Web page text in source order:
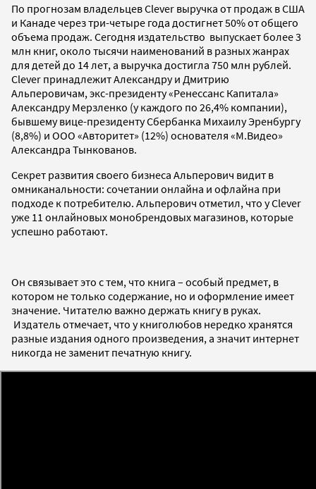
По прогнозам владельцев Clever выручка от продаж в США
и Канаде через три-четыре года достигнет 50% от общего
объема продаж. Сегодня издательство выпускает более 3
млн книг, около тысячи наименований в разных жанрах
для детей до 14 лет, а выручка достигла 750 млн рублей.
Clever принадлежит Александру и Дмитрию
Альперовичам, экс-президенту «Ренессанс Капитала»
Александру Мерзленко (у каждого по 26,4% компании),
бывшему вице-президенту Сбербанка Михаилу Эренбургу
(8,8%) и ООО «Авторитет» (12%) основателя «М.Видео»
Александра Тынкованов.
Секрет развития своего бизнеса Альперович видит в
омниканальности: сочетании онлайна и офлайна при
подходе к потребителю. Альперович отметил, что у Clever
уже 11 онлайновых монобрендовых магазинов, которые
успешно работают.
Он связывает это с тем, что книга – особый предмет, в
котором не только содержание, но и оформление имеет
значение. Читателю важно держать книгу в руках.
Издатель отмечает, что у книголюбов нередко хранятся
разные издания одного произведения, а значит интернет
никогда не заменит печатную книгу.